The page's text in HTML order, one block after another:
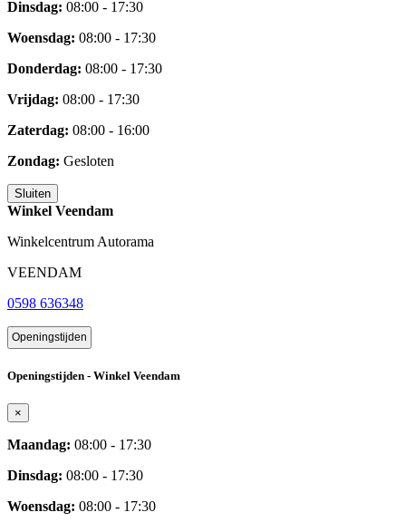
Dinsdag: 08:00 - 17:30
Woensdag: 08:00 - 17:30
Donderdag: 08:00 - 17:30
Vrijdag: 08:00 - 17:30
Zaterdag: 08:00 - 16:00
Zondag: Gesloten
Sluiten
Winkel Veendam
Winkelcentrum Autorama
VEENDAM
0598 636348
Openingstijden
Openingstijden - Winkel Veendam
×
Maandag: 08:00 - 17:30
Dinsdag: 08:00 - 17:30
Woensdag: 08:00 - 17:30